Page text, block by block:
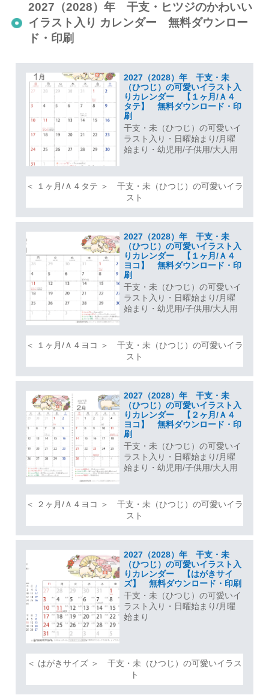
2027（2028）年 干支・ヒツジのかわいい
イラスト入り カレンダー 無料ダウンロー
ド・印刷
2027（2028）年 干支・未
（ひつじ）の可愛いイラスト入
りカレンダー 【１ヶ月/Ａ４
タテ】 無料ダウンロード・印
刷
干支・未（ひつじ）の可愛いイ
ラスト入り・日曜始まり/月曜
始まり・幼児用/子供用/大人用
＜ １ヶ月/Ａ４タテ ＞ 干支・未（ひつじ）の可愛いイラ
スト
2027（2028）年 干支・未
（ひつじ）の可愛いイラスト入
りカレンダー 【１ヶ月/Ａ４
ヨコ】 無料ダウンロード・印
刷
干支・未（ひつじ）の可愛いイ
ラスト入り・日曜始まり/月曜
始まり・幼児用/子供用/大人用
＜ １ヶ月/Ａ４ヨコ ＞ 干支・未（ひつじ）の可愛いイラ
スト
2027（2028）年 干支・未
（ひつじ）の可愛いイラスト入
りカレンダー 【２ヶ月/Ａ４
ヨコ】 無料ダウンロード・印
刷
干支・未（ひつじ）の可愛いイ
ラスト入り・日曜始まり/月曜
始まり・幼児用/子供用/大人用
＜ ２ヶ月/Ａ４ヨコ ＞ 干支・未（ひつじ）の可愛いイラ
スト
2027（2028）年 干支・未
（ひつじ）の可愛いイラスト入
りカレンダー 【はがきサイ
ズ】 無料ダウンロード・印刷
干支・未（ひつじ）の可愛いイ
ラスト入り・日曜始まり/月曜
始まり
＜ はがきサイズ ＞ 干支・未（ひつじ）の可愛いイラス
ト